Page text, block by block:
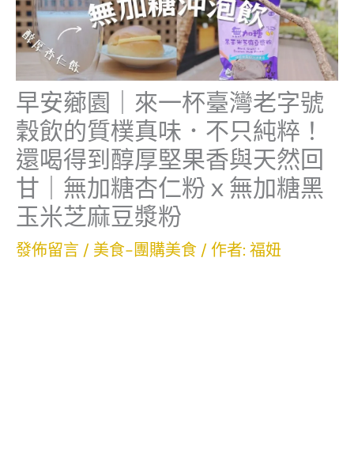
早安薌園｜來一杯臺灣老字號
穀飲的質樸真味．不只純粹！
還喝得到醇厚堅果香與天然回
甘｜無加糖杏仁粉ｘ無加糖黑
玉米芝麻豆漿粉
發佈留言 / 美食-團購美食 / 作者: 福妞